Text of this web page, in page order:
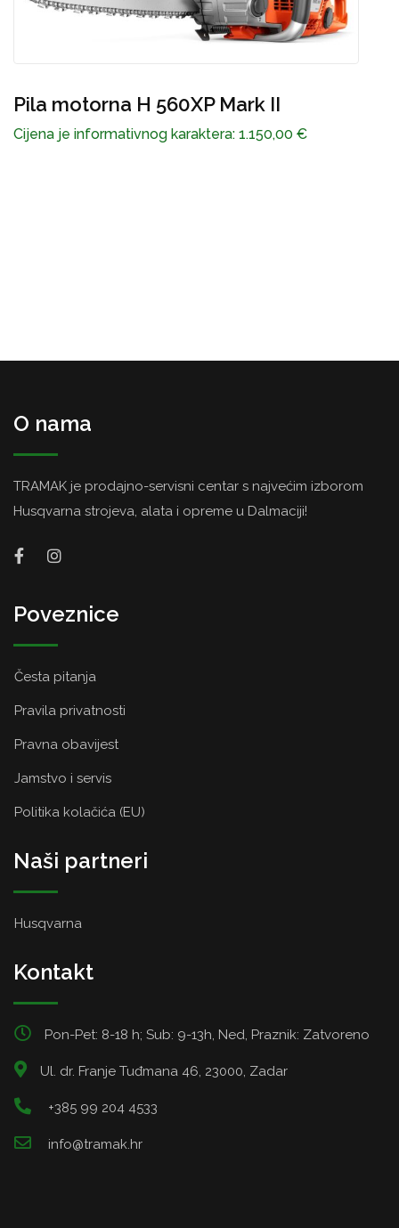
Pila motorna H 560XP Mark II
Cijena je informativnog karaktera: 1.150,00 €
O nama
TRAMAK je prodajno-servisni centar s najvećim izborom
Husqvarna strojeva, alata i opreme u Dalmaciji!
Poveznice
Česta pitanja
Pravila privatnosti
Pravna obavijest
Jamstvo i servis
Politika kolačića (EU)
Naši partneri
Husqvarna
Kontakt
Pon-Pet: 8-18 h; Sub: 9-13h, Ned, Praznik: Zatvoreno
Ul. dr. Franje Tuđmana 46, 23000, Zadar
+385 99 204 4533
info@tramak.hr